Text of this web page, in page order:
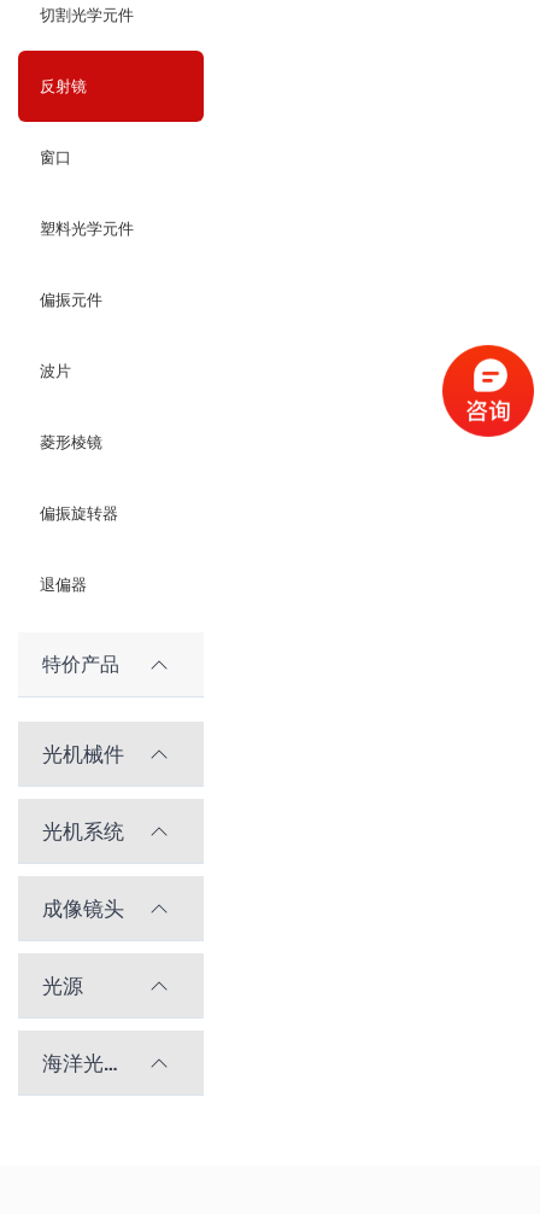
切割光学元件
反射镜
窗口
塑料光学元件
偏振元件
波片
菱形棱镜
偏振旋转器
退偏器
特价产品
光机械件
光机系统
成像镜头
光源
海洋光学光谱仪